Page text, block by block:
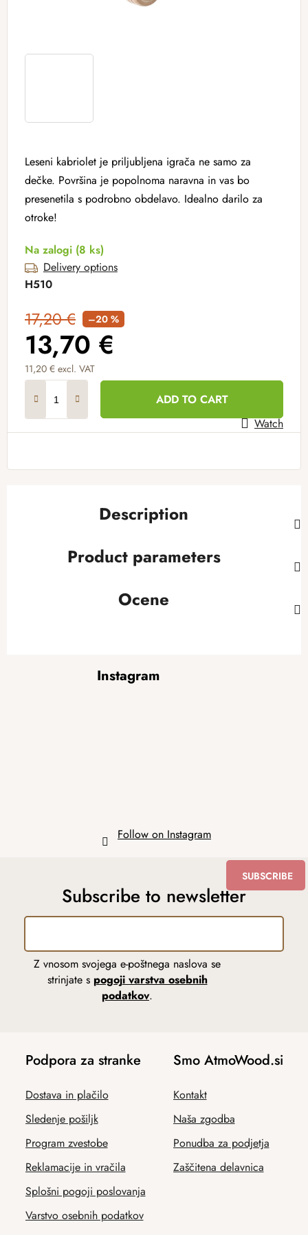
Leseni kabriolet je priljubljena igrača ne samo za
dečke. Površina je popolnoma naravna in vas bo
presenetila s podrobno obdelavo. Idealno darilo za
otroke!
Na zalogi (8 ks)
Delivery options
H510
17,20 € –20 %
13,70 €
11,20 € excl. VAT
ADD TO CART
Watch
Description
Product parameters
Ocene
Instagram
Follow on Instagram
Subscribe to newsletter
Z vnosom svojega e-poštnega naslova se
strinjate s pogoji varstva osebnih
podatkov.
SUBSCRIBE
Podpora za stranke
Dostava in plačilo
Sledenje pošiljk
Program zvestobe
Reklamacije in vračila
Splošni pogoji poslovanja
Varstvo osebnih podatkov
Smo AtmoWood.si
Kontakt
Naša zgodba
Ponudba za podjetja
Zaščitena delavnica